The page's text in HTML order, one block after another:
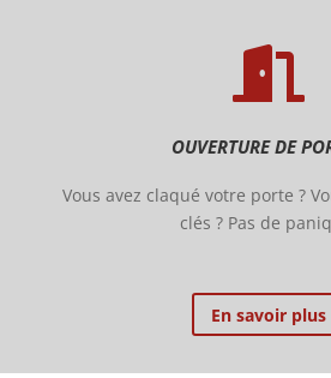

OUVERTURE DE
Vous avez claqué votre porte ?
clés ? Pas de
En savoir plus